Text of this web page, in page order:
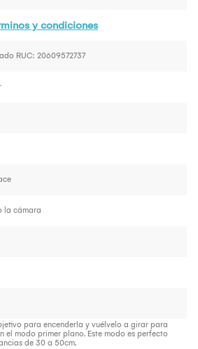
y condiciones
RUC: 20609572737
la cámara
para encenderla y vuélvelo a girar para
el modo primer plano. Este modo es perfecto
de 30 a 50cm.